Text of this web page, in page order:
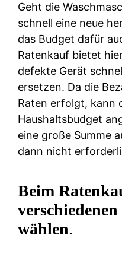
Geht die
schnell eine neue
das Budget dafür
Ratenkauf bietet
defekte Gerät
ersetzen. Da die
Raten erfolgt, kann
Haushaltsbudget
eine große Summe
dann nicht
Beim
wählen.